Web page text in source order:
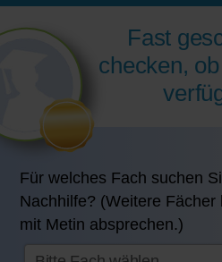
Fast
checken,
Für welches Fach suchen
Nachhilfe? (Weitere Fächer
mit Metin absprechen.)